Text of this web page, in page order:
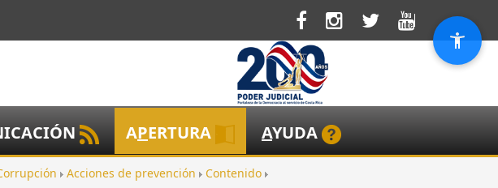
APERTURA AYUDA
Acciones de prevención
Contenido